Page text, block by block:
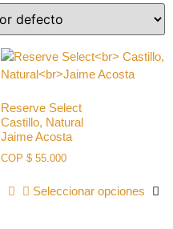
Reserve Select
Castillo, Natural
Jaime Acosta
COP $55.000
Seleccionar opciones